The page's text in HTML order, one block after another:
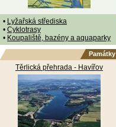
• Lyžařská střediska
• Cyklotrasy
• Koupaliště, bazény a aquaparky
Památky
Těrlická přehrada - Havířov